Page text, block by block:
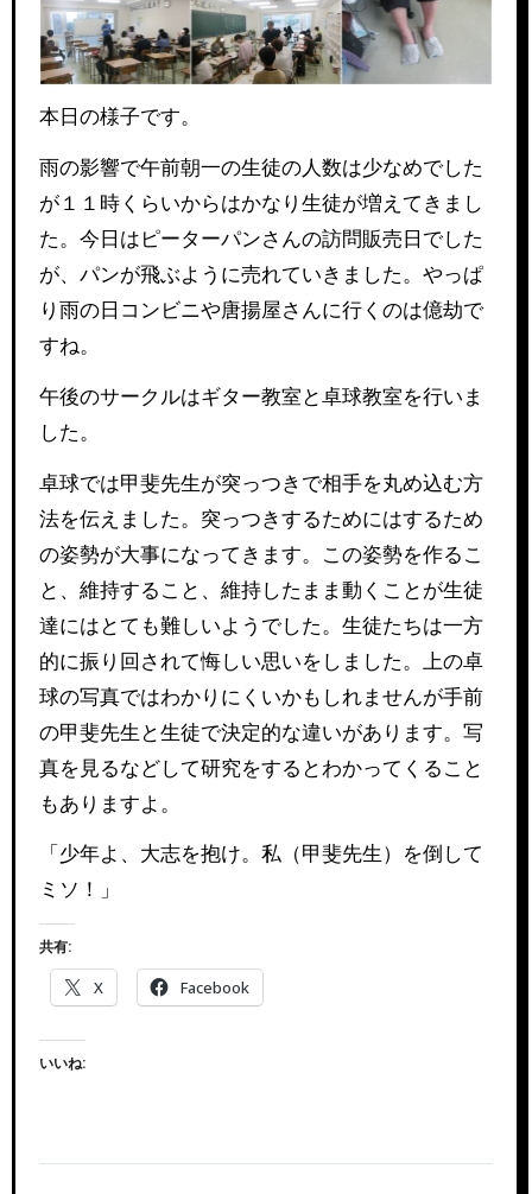
本日の様子です。
雨の影響で午前朝一の生徒の人数は少なめでした
が１１時くらいからはかなり生徒が増えてきまし
た。今日はピーターパンさんの訪問販売日でした
が、パンが飛ぶように売れていきました。やっぱ
り雨の日コンビニや唐揚屋さんに行くのは億劫で
すね。
午後のサークルはギター教室と卓球教室を行いま
した。
卓球では甲斐先生が突っつきで相手を丸め込む方
法を伝えました。突っつきするためにはするため
の姿勢が大事になってきます。この姿勢を作るこ
と、維持すること、維持したまま動くことが生徒
達にはとても難しいようでした。生徒たちは一方
的に振り回されて悔しい思いをしました。上の卓
球の写真ではわかりにくいかもしれませんが手前
の甲斐先生と生徒で決定的な違いがあります。写
真を見るなどして研究をするとわかってくること
もありますよ。
「少年よ、大志を抱け。私（甲斐先生）を倒して
ミソ！」
共有:
X
Facebook
いいね: